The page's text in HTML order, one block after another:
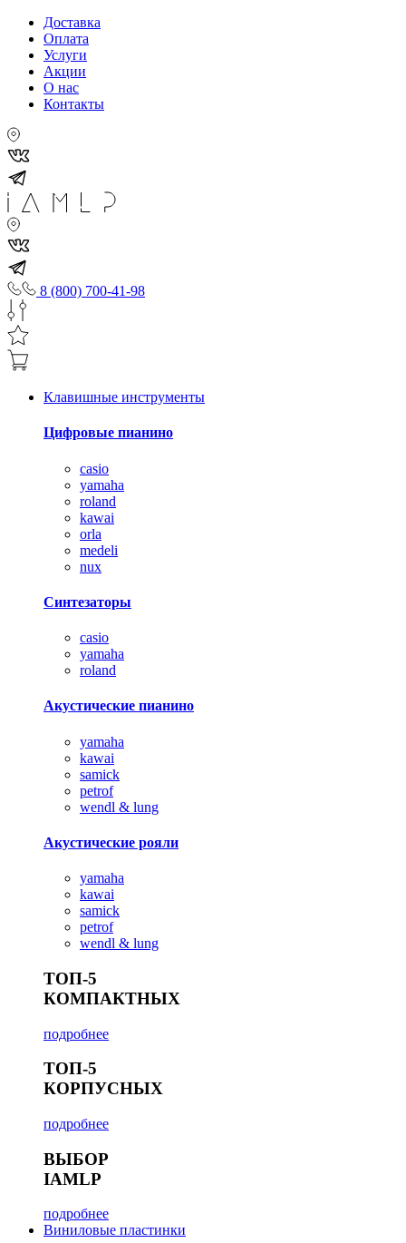
Доставка
Оплата
Услуги
Акции
О нас
Контакты
8 (800) 700-41-98
Клавишные инструменты
Цифровые пианино
casio
yamaha
roland
kawai
orla
medeli
nux
Синтезаторы
casio
yamaha
roland
Акустические пианино
yamaha
kawai
samick
petrof
wendl & lung
Акустические рояли
yamaha
kawai
samick
petrof
wendl & lung
ТОП-5
КОМПАКТНЫХ
подробнее
ТОП-5
КОРПУСНЫХ
подробнее
ВЫБОР
IAMLP
подробнее
Виниловые пластинки